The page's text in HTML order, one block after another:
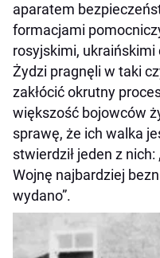
aparatem
formacjami
rosyjskimi, ukraińskimi
Żydzi pragnęli w taki
zakłócić okrutny
większość bojowców
sprawę, że ich walka
stwierdził jeden z
Wojnę najbardziej
wydano”.